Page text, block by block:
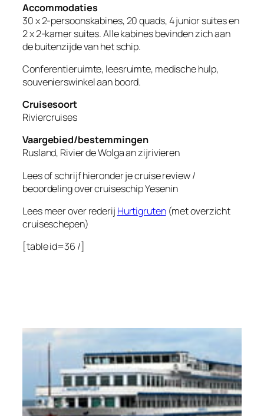
Accommodaties
30 x 2-persoonskabines, 20 quads, 4 junior suites en
2 x 2-kamer suites. Alle kabines bevinden zich aan
de buitenzijde van het schip.
Conferentieruimte, leesruimte, medische hulp,
souvenierswinkel aan boord.
Cruisesoort
Riviercruises
Vaargebied/bestemmingen
Rusland, Rivier de Wolga an zijrivieren
Lees of schrijf hieronder je cruise review /
beoordeling over cruiseschipYesenin
Lees meer over rederij Hurtigruten(met overzicht
cruiseschepen)
[table id=36 /]